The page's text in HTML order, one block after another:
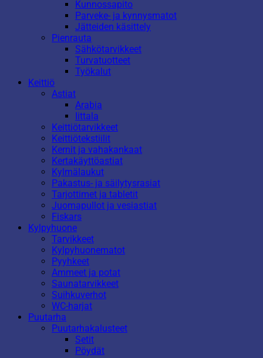
Kunnossapito
Parveke- ja kynnysmatot
Jätteiden käsittely
Pienrauta
Sähkötarvikkeet
Turvatuotteet
Työkalut
Keittiö
Astiat
Arabia
Iittala
Keittiötarvikkeet
Keittiötekstiilit
Kernit ja vahakankaat
Kertakäyttöastiat
Kylmälaukut
Pakastus- ja säilytysrasiat
Tarjottimet ja tabletit
Juomapullot ja vesiastiat
Fiskars
Kylpyhuone
Tarvikkeet
Kylpyhuonematot
Pyyhkeet
Ammeet ja potat
Saunatarvikkeet
Suihkuverhot
WC-harjat
Puutarha
Puutarhakalusteet
Setit
Pöydät